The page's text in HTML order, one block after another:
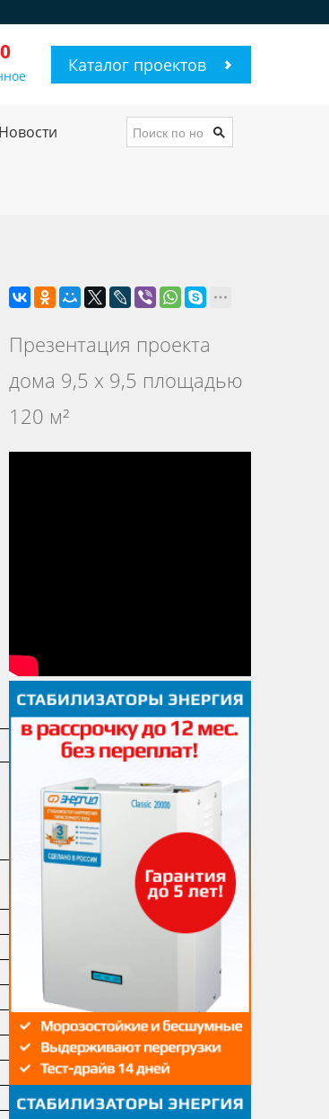
Каталог проектов
Новости
Презентация проекта
дома 9,5 х 9,5 площадью
120 м²